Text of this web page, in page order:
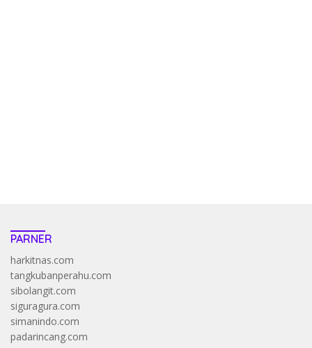
PARNER
harkitnas.com
tangkubanperahu.com
sibolangit.com
siguragura.com
simanindo.com
padarincang.com